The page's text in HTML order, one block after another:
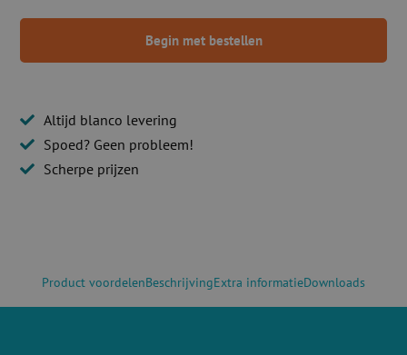
Begin met bestellen
Altijd blanco levering
Spoed? Geen probleem!
Scherpe prijzen
Product voordelenBeschrijvingExtra informatieDownloads